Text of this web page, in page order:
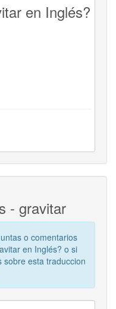
en Inglés?
- gravitar
o comentarios
en Inglés? o si
esta traduccion